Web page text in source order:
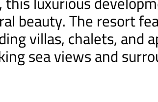
beauty. The resort
villas, chalets, and
sea views and